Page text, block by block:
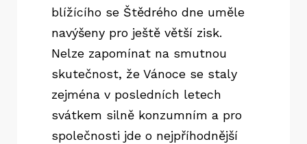
blížícího se Štědrého dne uměle
navýšeny pro ještě větší zisk.
Nelze zapomínat na smutnou
skutečnost, že Vánoce se staly
zejména v posledních letech
svátkem silně konzumním a pro
společnosti jde o nejpříhodnější